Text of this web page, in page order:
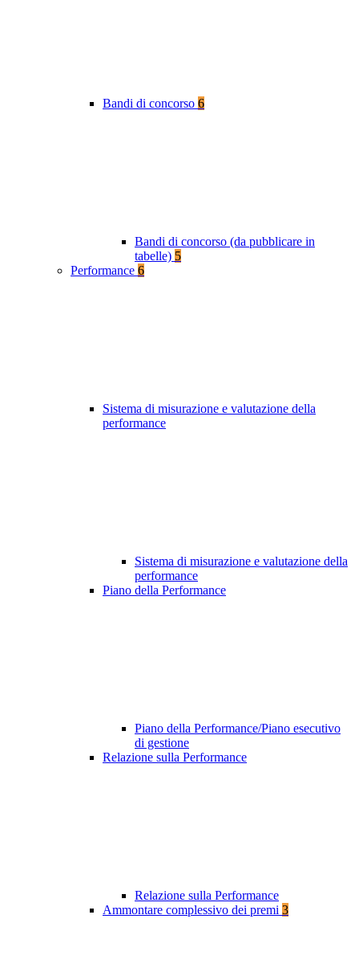
Bandi di concorso 6
Bandi di concorso (da pubblicare in
tabelle) 5
Performance 6
Sistema di misurazione e valutazione della
performance
Sistema di misurazione e valutazione della
performance
Piano della Performance
Piano della Performance/Piano esecutivo
di gestione
Relazione sulla Performance
Relazione sulla Performance
Ammontare complessivo dei premi 3